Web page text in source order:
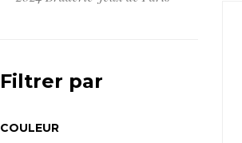
Filtrer par
COULEUR